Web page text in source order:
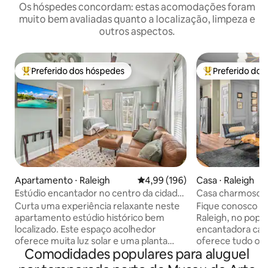
Os hóspedes concordam: estas acomodações foram
muito bem avaliadas quanto a localização, limpeza e
outros aspectos.
Entre os melhores preferidos dos hóspedes
Preferido dos hóspedes
Apartamento ⋅ Raleigh 4,99 de uma avaliação média de
4,99 (196)
Estúdio encantador no centro da cidade
- Localização a pé
Curta uma experiência relaxante neste
apartamento estúdio histórico bem
localizado. Este espaço acolhedor
oferece muita luz solar e uma planta
aberta com tetos abobadados.
Completamente remodelado com
Entre os
Preferido dos
Casa ⋅ Raleigh
Casa charmoso
com cercado
Fique conosco
Raleigh, no
encantadora
oferece tudo o
estadia e muito mais! Nosso
orientador é
Comodidades populares para aluguel